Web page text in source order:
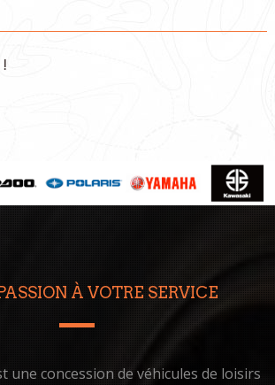
À VOTRE SERVICE
une concession de véhicules de loisirs